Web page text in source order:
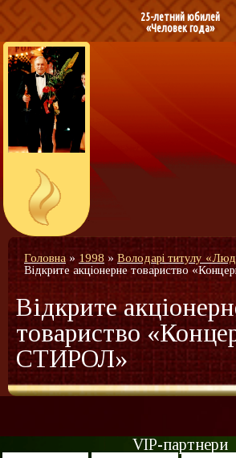
25-летний юбилей
«Человек года»
Головна » 1998 » Володарі титулу
Відкрите акціонерне товариство
Відкрите
товариство
СТИРОЛ»
VIP-партнери